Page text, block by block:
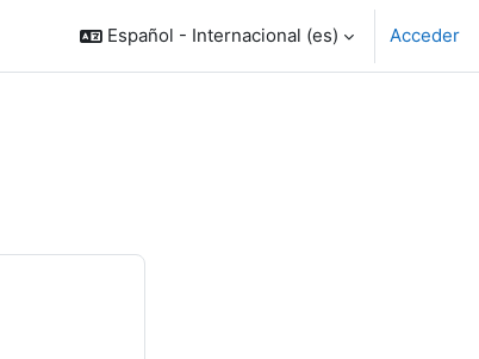
Español - Internacional ‎(es)‎ Acceder